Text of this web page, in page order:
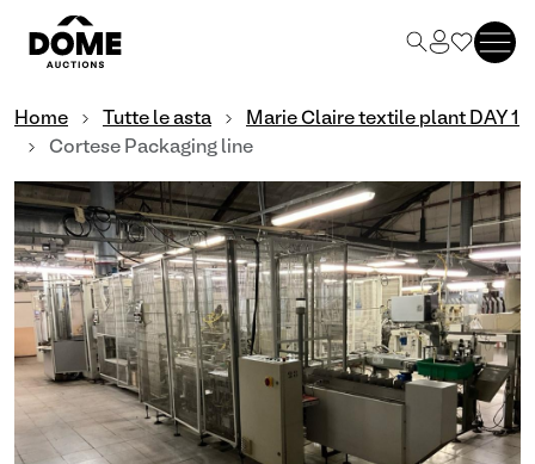
Home Tutte le asta
Marie Claire textile plant DAY 1
Cortese Packaging line